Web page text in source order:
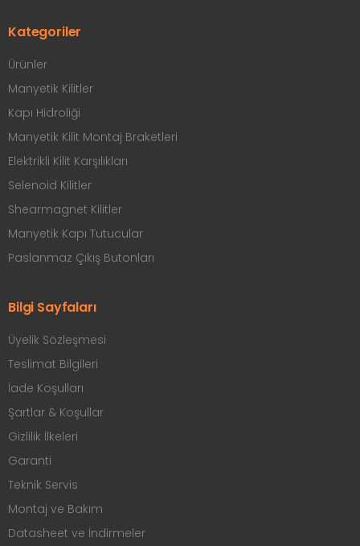
Kategoriler
Ürünler
Manyetik Kilitler
Kapı Hidroliği
Manyetik Kilit Montaj Braketleri
Elektrikli Kilit Karşılıkları
Selenoid Kilitler
Shearmagnet Kilitler
Manyetik Kapı Tutucular
Paslanmaz Çıkış Butonları
Bilgi Sayfaları
Üyelik Sözleşmesi
Teslimat Bilgileri
İade Koşulları
Şartlar & Koşullar
Gizlilik İlkeleri
Garanti
Teknik Servis
Montaj ve Bakım
Datasheet ve İndirmeler